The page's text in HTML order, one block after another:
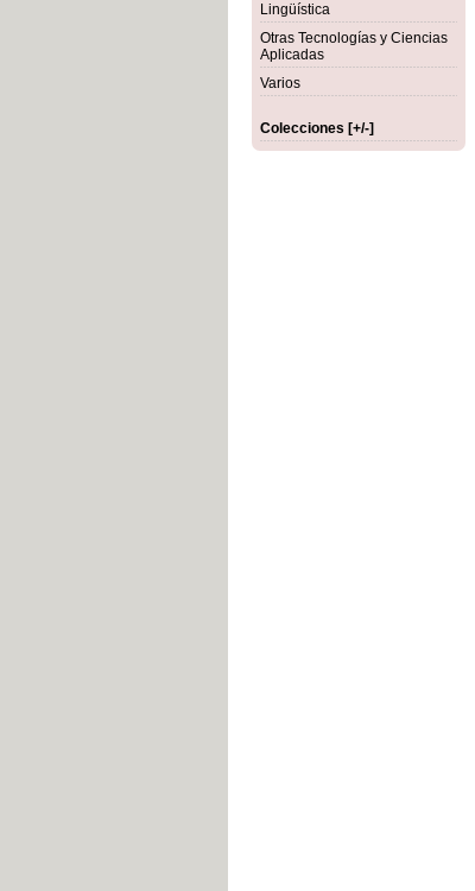
Lingüística
Otras Tecnologías y Ciencias
Aplicadas
Varios
Colecciones [+/-]